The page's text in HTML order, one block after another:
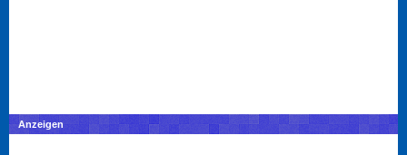
Anzeigen